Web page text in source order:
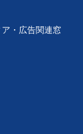
・広告関連窓